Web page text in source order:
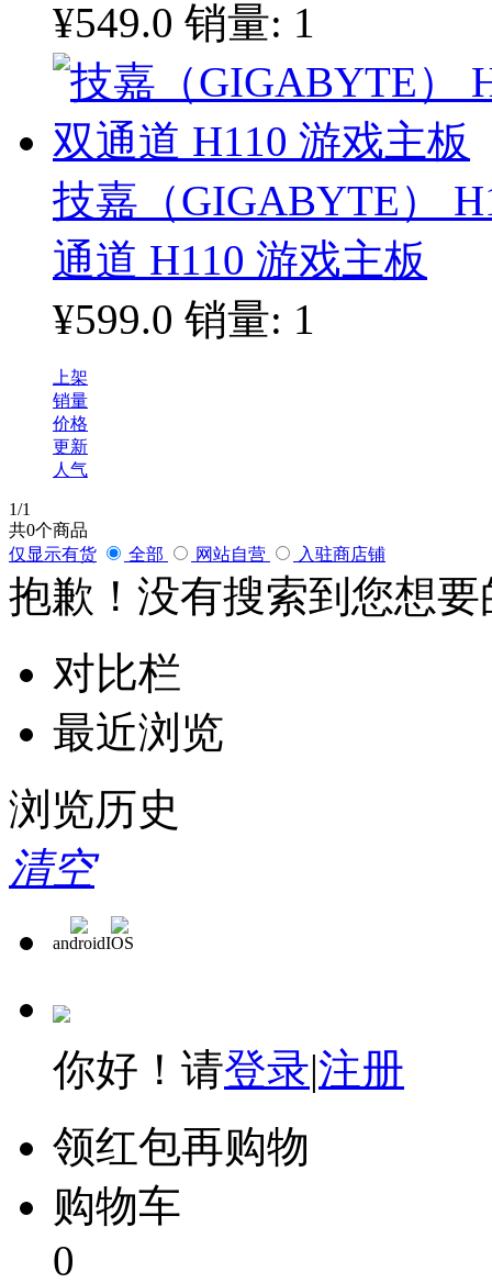
¥549.0 销量: 1
技嘉（GIGABYTE）
通道 H110 游戏主板
¥599.0 销量: 1
上架
销量
价格
更新
人气
1/1
共0个商品
仅显示有货
全部 网站自营 入驻商店铺
抱歉！没有搜索到您想
对比栏
最近浏览
浏览历史
清空
androidIOS
你好！请登录|注册
领红包再购物
购物车
0